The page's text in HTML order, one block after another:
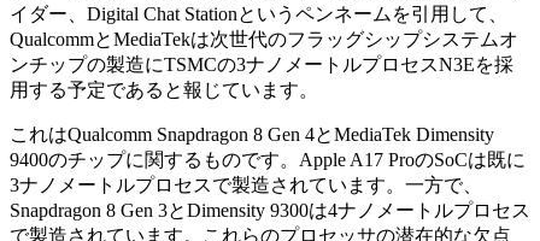
イダー、Digital Chat Stationというペンネームを引用して、
QualcommとMediaTekは次世代のフラッグシップシステムオ
ンチップの製造にTSMCの3ナノメートルプロセスN3Eを採
用する予定であると報じています。
これはQualcomm Snapdragon 8 Gen 4とMediaTek Dimensity
9400のチップに関するものです。Apple A17 ProのSoCは既に
3ナノメートルプロセスで製造されています。一方で、
Snapdragon 8 Gen 3とDimensity 9300は4ナノメートルプロセス
で製造されています。これらのプロセッサの潜在的な欠点